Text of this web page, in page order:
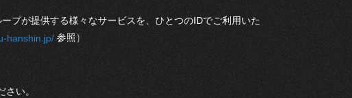
プが提供する様々なサービスを、ひとつのIDでご利用いた
hanshin.jp/ 参照）
さい。